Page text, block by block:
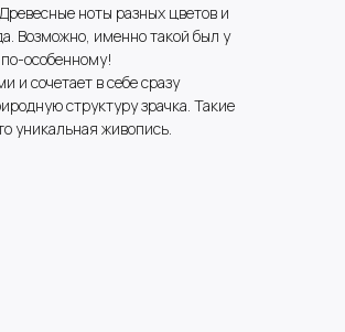
ноты разных цветов и
Возможно, именно такой был у
особенному!
и сочетает в себе сразу
структуру зрачка. Такие
уникальная живопись.